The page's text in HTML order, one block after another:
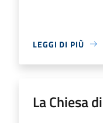
LEGGI DI PIÙ
La Chiesa